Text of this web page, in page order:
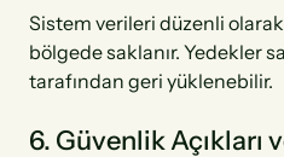
Sistem verileri düzenli
bölgede saklanır. Yedekler
tarafından geri yüklenebilir.
6. Güvenlik Açıkları